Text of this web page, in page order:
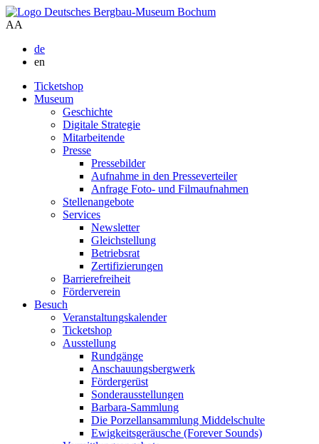
AA
de
en
Ticketshop
Museum
Geschichte
Digitale Strategie
Mitarbeitende
Presse
Pressebilder
Aufnahme in den Presseverteiler
Anfrage Foto- und Filmaufnahmen
Stellenangebote
Services
Newsletter
Gleichstellung
Betriebsrat
Zertifizierungen
Barrierefreiheit
Förderverein
Besuch
Veranstaltungskalender
Ticketshop
Ausstellung
Rundgänge
Anschauungsbergwerk
Fördergerüst
Sonderausstellungen
Barbara-Sammlung
Die Porzellansammlung Middelschulte
Ewigkeitsgeräusche (Forever Sounds)